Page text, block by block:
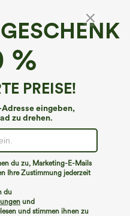
%
PREISE!
eingeben,
zu drehen.
du zu, Marketing-E-Mails
Ihre Zustimmung jederzeit
du
und
und stimmen ihnen zu
gesuchte Seite nicht